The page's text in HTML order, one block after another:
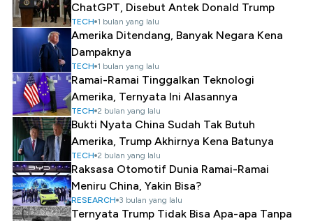
ChatGPT, Disebut Antek Donald Trump
TECH 1 bulan yang lalu
Amerika Ditendang, Banyak Negara Kena
Dampaknya
TECH 1 bulan yang lalu
Ramai-Ramai Tinggalkan Teknologi
Amerika, Ternyata Ini Alasannya
TECH 2 bulan yang lalu
Bukti Nyata China Sudah Tak Butuh
Amerika, Trump Akhirnya Kena Batunya
TECH 2 bulan yang lalu
Raksasa Otomotif Dunia Ramai-Ramai
Meniru China, Yakin Bisa?
RESEARCH 3 bulan yang lalu
Ternyata Trump Tidak Bisa Apa-apa Tanpa